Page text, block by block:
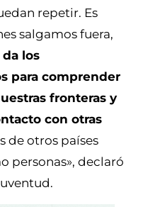
repetir. Es
salgamos fuera,
da los
para comprender
fronteras y
con otras
de otros países
personas», declaró